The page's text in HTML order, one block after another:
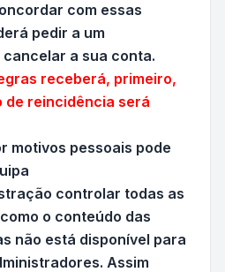
com essas
pedir a um
a sua conta.
receberá, primeiro,
de reincidência será
motivos pessoais pode
controlar todas as
o conteúdo das
não está disponível para
Assim